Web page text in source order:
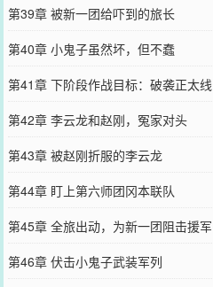
第39章 被新一团给吓到的旅长
第40章 小鬼子虽然坏，但不蠢
第41章 下阶段作战目标：破袭正太线
第42章 李云龙和赵刚，冤家对头
第43章 被赵刚折服的李云龙
第44章 盯上第六师团冈本联队
第45章 全旅出动，为新一团阻击援军
第46章 伏击小鬼子武装军列